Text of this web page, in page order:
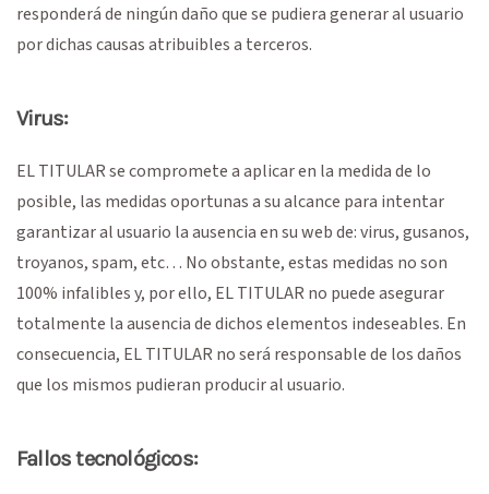
responderá de ningún daño que se pudiera generar al usuario
por dichas causas atribuibles a terceros.
Virus:
EL TITULAR se compromete a aplicar en la medida de lo
posible, las medidas oportunas a su alcance para intentar
garantizar al usuario la ausencia en su web de: virus, gusanos,
troyanos, spam, etc… No obstante, estas medidas no son
100% infalibles y, por ello, EL TITULAR no puede asegurar
totalmente la ausencia de dichos elementos indeseables. En
consecuencia, EL TITULAR no será responsable de los daños
que los mismos pudieran producir al usuario.
Fallos tecnológicos: